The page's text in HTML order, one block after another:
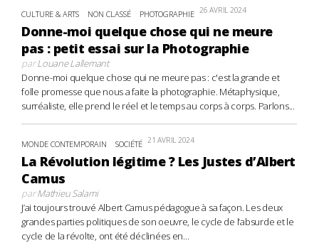
CULTURE & ARTS NON CLASSÉ PHOTOGRAPHIE 26 AVRIL 2024
Donne-moi quelque chose qui ne meure
pas : petit essai sur la Photographie
parLouane Lallemant
Donne-moi quelque chose qui ne meure pas : c'est la grande et
folle promesse que nous a faite la photographie. Métaphysique,
surréaliste, elle prend le réel et le temps au corps à corps. Parlons...
MONDE CONTEMPORAIN SOCIÉTÉ 21 AVRIL 2024
La Révolution légitime ? Les Justes d’Albert
Camus
parMathieu Salami
J’ai toujours trouvé Albert Camus pédagogue à sa façon. Les deux
grandes parties politiques de son oeuvre, le cycle de l’absurde et le
cycle de la révolte, ont été déclinées en...